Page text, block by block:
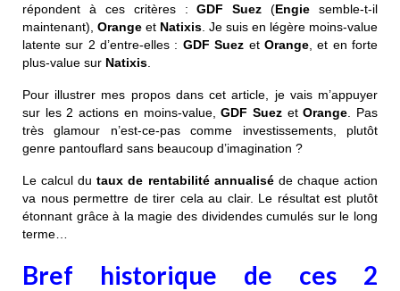
répondent à ces critères :GDF Suez(Engie semble-t-il
maintenant), Orange et Natixis . Je suis en légère moins-value
latente sur 2 d’entre-elles : GDF Suez et Orange, et en forte
plus-value sur Natixis
Pour illustrer mes propos dans cet article, je vais m’appuyer
sur les 2 actions en moins-value,GDF Suez etOrange . Pas
très glamour n’est-ce-pas comme investissements, plutôt
genre pantouflard sans beaucoup d’imagination ?
Le calcul dutaux de rentabilité annualiséde chaque action
va nous permettre de tirer cela au clair. Le résultat est plutôt
étonnant grâce à la magie des dividendes cumulés sur le long
terme…
Bref historique de ces 2